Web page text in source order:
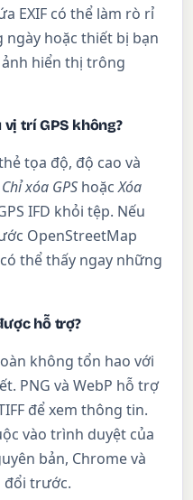
EXIF có thể làm rò rỉ
ngày hoặc thiết bị bạn
hiển thị trông
trí GPS không?
tọa độ, độ cao và
Chỉ xóa GPS hoặcXóa
IFD khỏi tệp. Nếu
OpenStreetMap
thể thấy ngay những
hỗ trợ?
không tổn hao với
PNG và WebP hỗ trợ
để xem thông tin.
vào trình duyệt của
bản, Chrome và
đổi trước.